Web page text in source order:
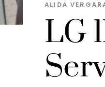
LG
ALIDA